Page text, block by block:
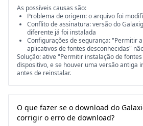
As possíveis causas são:
Problema de origem: o arquivo foi
Conflito de assinatura: versão do
diferente já foi instalada
Configurações de segurança: "Permitir
aplicativos de fontes desconhecidas"
Solução: ative "Permitir instalação de
dispositivo, e se houver uma versão antiga
antes de reinstalar.
O que fazer se o download do
corrigir o erro de download?